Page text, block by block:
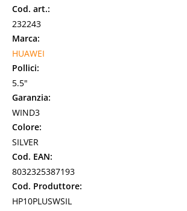
Cod. art.:
232243
Marca:
HUAWEI
Pollici:
5.5"
Garanzia:
WIND3
Colore:
SILVER
Cod. EAN:
8032325387193
Cod. Produttore:
HP10PLUSWSIL